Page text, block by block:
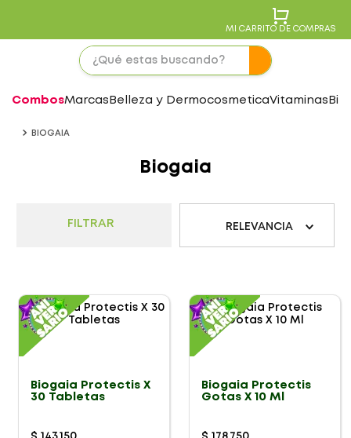
MI CARRITO DE COMPRAS
CombosMarcas Belleza y DermocosmeticaVitaminas
BIOGAIA
Biogaia
FILTRAR RELEVANCIA
Biogaia Protectis X
30 Tabletas
Biogaia Protectis
Gotas X 10 Ml